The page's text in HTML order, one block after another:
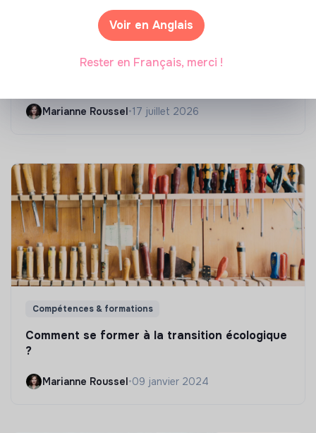
Marianne Roussel•17 juillet 2026
Compétences & formations
Comment se former à la transition écologique
?
Marianne Roussel•09 janvier 2024
Voir en Anglais
Rester en Français, merci !